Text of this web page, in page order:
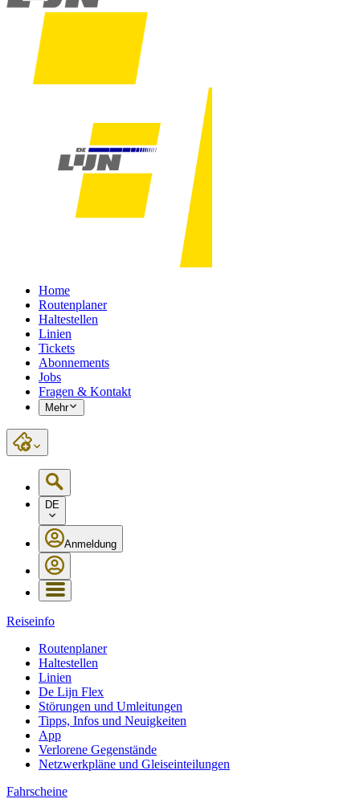
Home
Routenplaner
Haltestellen
Linien
Tickets
Abonnements
Jobs
Fragen & Kontakt
Mehr
DE
Anmeldung
Reiseinfo
Routenplaner
Haltestellen
Linien
De Lijn Flex
Störungen und Umleitungen
Tipps, Infos und Neuigkeiten
App
Verlorene Gegenstände
Netzwerkpläne und Gleiseinteilungen
Fahrscheine